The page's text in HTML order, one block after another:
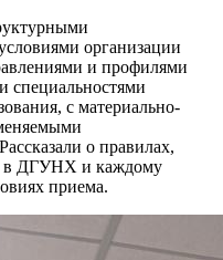
организации
и профилями
специальностями
с материально-
о правилах,
в ДГУНХ и каждому
приема.